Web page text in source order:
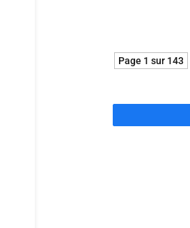
Page 1 sur 143